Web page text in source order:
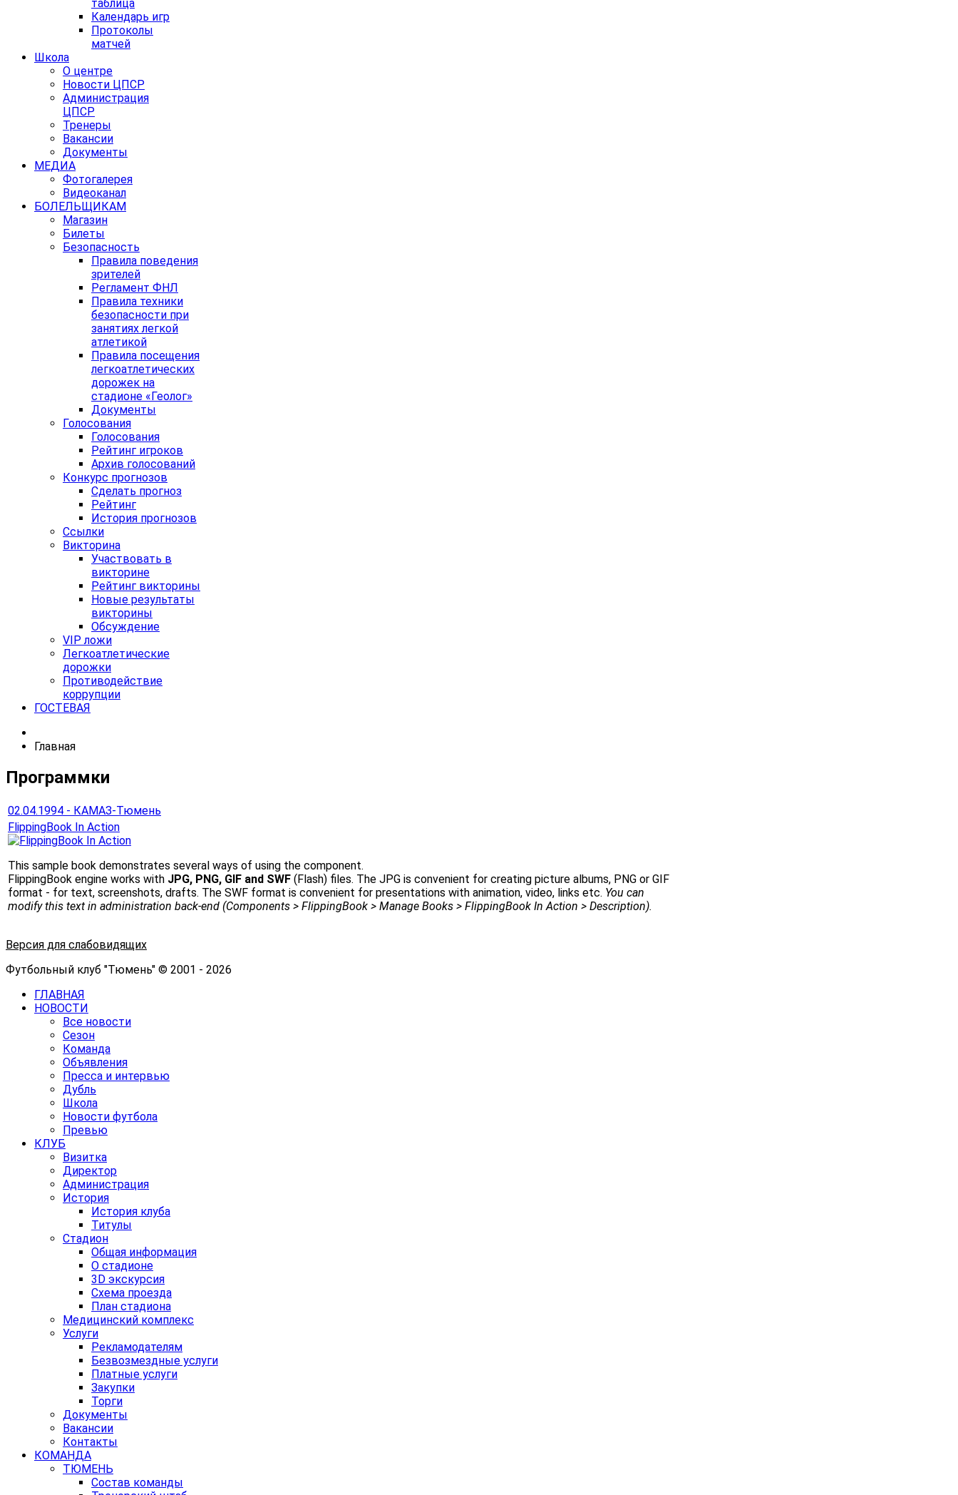
таблица
Календарь игр
Протоколы
матчей
Школа
О центре
Новости ЦПСР
Администрация
ЦПСР
Тренеры
Вакансии
Документы
МЕДИА
Фотогалерея
Видеоканал
БОЛЕЛЬЩИКАМ
Магазин
Билеты
Безопасность
Правила поведения
зрителей
Регламент ФНЛ
Правила техники
безопасности при
занятиях легкой
атлетикой
Правила посещения
легкоатлетических
дорожек на
стадионе «Геолог»
Документы
Голосования
Голосования
Рейтинг игроков
Архив голосований
Конкурс прогнозов
Сделать прогноз
Рейтинг
История прогнозов
Ссылки
Викторина
Участвовать в
викторине
Рейтинг викторины
Новые результаты
викторины
Обсуждение
VIP ложи
Легкоатлетические
дорожки
Противодействие
коррупции
ГОСТЕВАЯ
Главная
Программки
02.04.1994 - КАМАЗ-Тюмень
FlippingBook In Action
This sample book demonstrates several ways of using the component.
FlippingBook engine works with JPG, PNG, GIF and SWF (Flash) files. The JPG is convenient for creating picture albums, PNG or GIF
format - for text, screenshots, drafts. The SWF format is convenient for presentations with animation, video, links etc. You can
modify this text in administration back-end (Components > FlippingBook > Manage Books > FlippingBook In Action > Description).
Версия для слабовидящих
Футбольный клуб "Тюмень" © 2001 - 2026
ГЛАВНАЯ
НОВОСТИ
Все новости
Сезон
Команда
Объявления
Пресса и интервью
Дубль
Школа
Новости футбола
Превью
КЛУБ
Визитка
Директор
Администрация
История
История клуба
Титулы
Стадион
Общая информация
О стадионе
3D экскурсия
Схема проезда
План стадиона
Медицинский комплекс
Услуги
Рекламодателям
Безвозмездные услуги
Платные услуги
Закупки
Торги
Документы
Вакансии
Контакты
КОМАНДА
ТЮМЕНЬ
Состав команды